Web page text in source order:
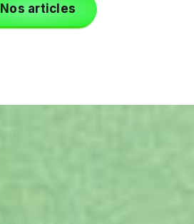
Nos articles